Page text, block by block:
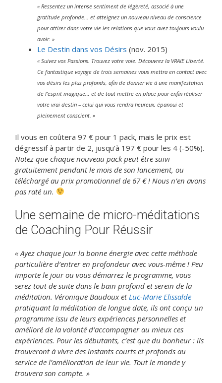
« Ressentez un intense sentiment de légèreté, associé à une
gratitude profonde… et atteignez un nouveau niveau de conscience
pour attirer dans votre vie les relations que vous avez toujours voulu
avoir. »
Le Destin dans vos Désirs (nov. 2015)
« Suivez vos Passions. Trouvez votre voie. Découvrez la VRAIE Liberté.
Ce fantastique voyage de trois semaines vous mettra en contact avec
vos désirs les plus profonds, afin de donner vie à une manifestation
de l’esprit magique… et de tout mettre en place pour enfin réaliser
votre vrai destin – celui qui vous rendra heureux, épanoui et
pleinement conscient. »
Il vous en coûtera 97 € pour 1 pack, mais le prix est
dégressif à partir de 2, jusqu’à 197 € pour les 4 (-50%).
Notez que chaque nouveau pack peut être suivi
gratuitement pendant le mois de son lancement, ou
téléchargé au prix promotionnel de 67 € ! Nous n’en avons
pas raté un.
Une semaine de micro-méditations
de Coaching Pour Réussir
« Ayez chaque jour la bonne énergie avec cette méthode
particulière d’entrer en profondeur avec vous-même ! Peu
importe le jour ou vous démarrez le programme, vous
serez tout de suite dans le bain profond et serein de la
méditation. Véronique Baudoux etLuc-Marie Elissalde
pratiquant la méditation de longue date, ils ont conçu un
programme issu de leurs expériences personnelles et
amélioré de la volonté d’accompagner au mieux ces
expériences. Pour les débutants, c’est que du bonheur : ils
trouveront à vivre des instants courts et profonds au
service de l’amélioration de leur vie. Tout le monde y
trouvera son compte. »